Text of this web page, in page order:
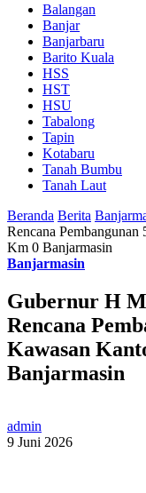
Balangan
Banjar
Banjarbaru
Barito Kuala
HSS
HST
HSU
Tabalong
Tapin
Kotabaru
Tanah Bumbu
Tanah Laut
Beranda Berita
Rencana
Km 0 Banjarmasin
Banjarmasin
Gubernur H
Rencana
Kawasan
Banjarmasin
admin
9 Juni 2026